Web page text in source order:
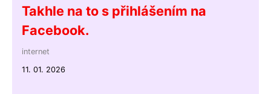
Takhle na to s přihlášením na
Facebook.
internet
11. 01. 2026